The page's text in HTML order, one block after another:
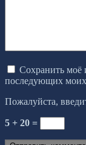
Сохранить моё
последующих
Пожалуйста,
5 + 20 =